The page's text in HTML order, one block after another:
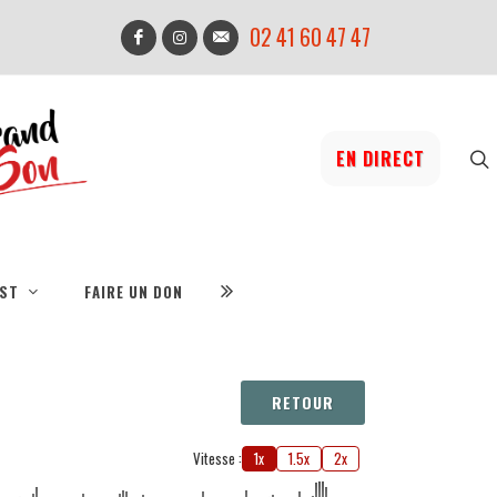
02 41 60 47 47
EN DIRECT
FAIRE UN DON
RETOUR
Vitesse : 1x 1.5x 2x